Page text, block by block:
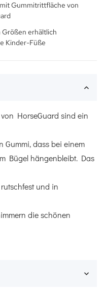
Gummitrittfläche von
erhältlich
Kinder-Füße
HorseGuard sind ein
Gummi, dass bei einem
Bügel hängenbleibt. Das
und in
die schönen